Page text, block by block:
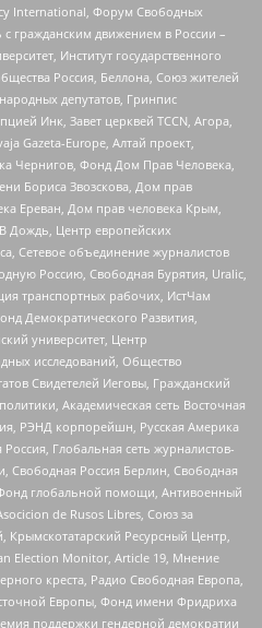
International, Форум Свободных
гражданским движением в России –
Институт государственного
Россия, Беллона, Союз жителей
депутатов, Гринпис
Инк, Завет церквей TCCN, Агора,
Gazeta-Europe, Алтай проект,
Чернигов, Фонд Дом Прав Человека,
Бориса Звозскова, Дом прав
Ереван, Дом прав человека Крым,
Дождь, Центр европейских
Сетевое объединение журналистов
Россию, Свободная Бурятия, Uralic,
транспортных рабочих, ИстЧам
Демократического Развития,
университет, Центр
исследований, Общество
Свидетелей Иеговы, Гражданский
Академическая сеть Восточная
РЭНД корпорейшн, Русская Америка
Глобальная сеть журналистов-
Свободная Россия Берлин, Свободная
глобальной помощи, Антивоенный
de Rusos Libres, Союз за
Ресурсный Центр,
Election Monitor, Article 19, Мнение
креста, Радио Свободная Европа,
Европы, Фонд имени Фридриха
поддержки гендерной демократии